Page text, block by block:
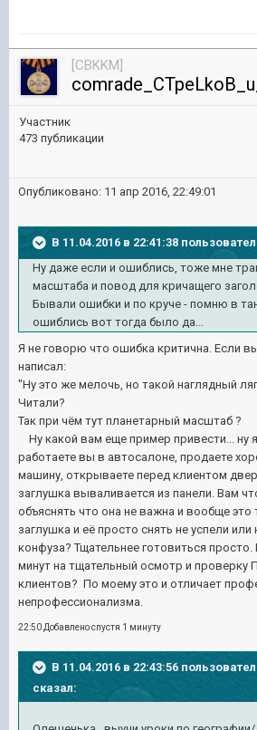
[CBKKM]
Участник
473 публикации
Опубликовано: 11 апр 2016, 22:49:01
В 11.04.2016 в 22:41:38
Ну даже если и ошиблись, тоже мне
масштаба и повод для кричащего
Бывали ошибки и по круче - помню в
ошиблись вот тогда было да...
Я не говорю что ошибка критична. Если
написал:
"Ну это же мелочь, но такой наглядный
Читали?
Так при чём тут планетарный масштаб ?
Ну какой вам еще пример привести... ну
работаете вы в автосалоне, продаете
машину, открываете перед клиентом
заглушка вываливается из панели. Вам
объяснять что она не важна и вообще это
заглушка и её просто снять не успели или
конфуза? Тщательнее готовиться
минут на тщательный осмотр и проверку
клиентов? По моему это и отличает
непрофессионализма.
22:50 Добавлено спустя 1 минуту
В 11.04.2016 в 22:43:56
сказал: